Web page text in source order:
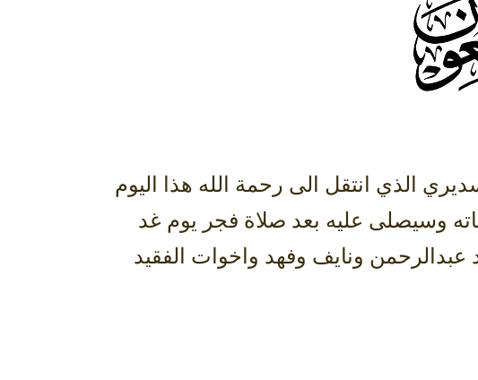
الذي انتقل الى رحمة الله هذا اليوم
وسيصلى عليه بعد صلاة فجر يوم غد
عبدالرحمن ونايف وفهد واخوات الفقيد